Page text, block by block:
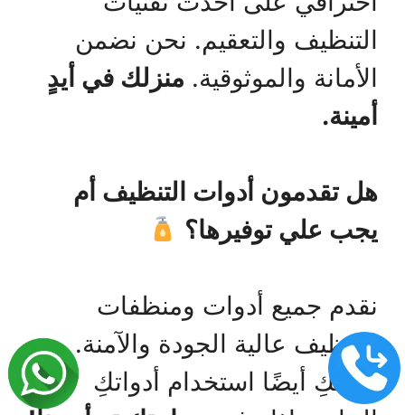
التنظيف والتعقيم. نحن نضمن
الأمانة والموثوقية. منزلك في أيدٍ
أمينة.
هل تقدمون أدوات التنظيف أم
يجب علي توفيرها؟
نقدم جميع أدوات ومنظفات
التنظيف عالية الجودة والآمنة.
يمكنكِ أيضًا استخدام أدواتكِ